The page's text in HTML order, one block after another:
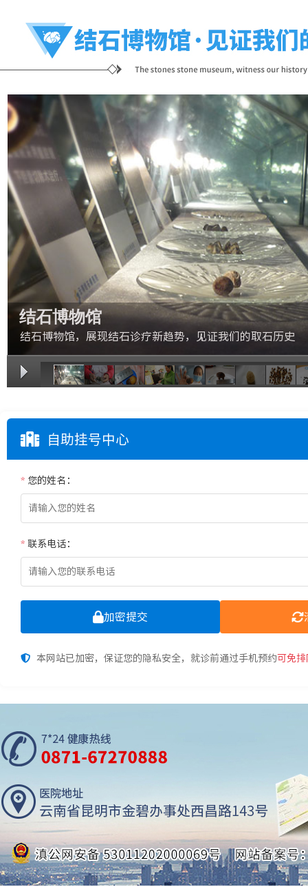
结石博物馆
结石博物馆，展现结石诊疗新趋势，见证我们的取石历史
1/11
自助挂号中心
* 您的姓名：
* 联系电话：
加密提交
本网站已加密，保证您的隐私安全，就诊前通过手机预约 可免